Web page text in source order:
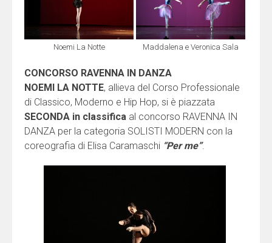
Noemi La Notte Maddalena e Veronica Sala
CONCORSO RAVENNA IN DANZA
NOEMI LA NOTTE, allieva del Corso Professionale
di Classico, Moderno e Hip Hop, si è piazzata
SECONDA in classifica al concorso RAVENNA IN
DANZA per la categoria SOLISTI MODERN con la
coreografia di Elisa Caramaschi “Per me”.